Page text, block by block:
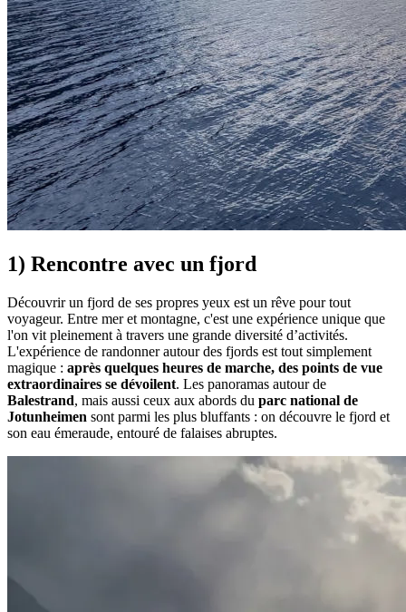
1) Rencontre avec un fjord
Découvrir un fjord de ses propres yeux est un rêve pour tout
voyageur. Entre mer et montagne, c'est une expérience unique que
l'on vit pleinement à travers une grande diversité d’activités.
L'expérience de randonner autour des fjords est tout simplement
magique : après quelques heures de marche, des points de vue
extraordinaires se dévoilent. Les panoramas autour de
Balestrand, mais aussi ceux aux abords du parc national de
Jotunheimen sont parmi les plus bluffants : on découvre le fjord et
son eau émeraude, entouré de falaises abruptes.